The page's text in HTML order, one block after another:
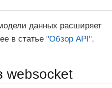
данных расширяет
в статье "Обзор API".
websocket